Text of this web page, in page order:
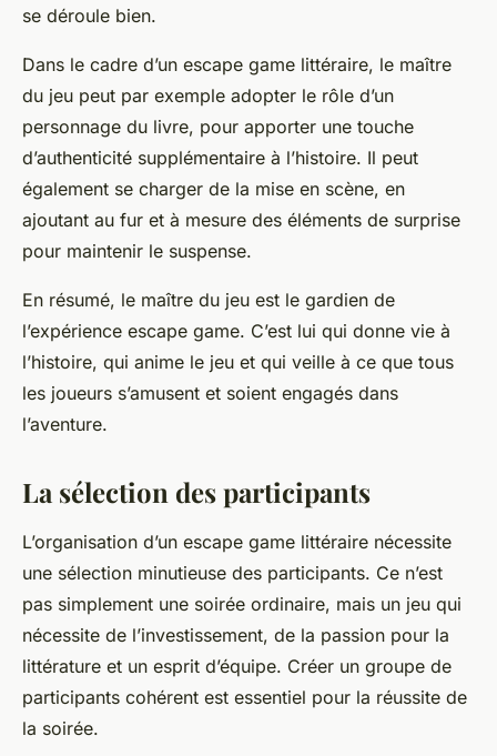
se déroule bien.
Dans le cadre d’un escape game littéraire, le maître
du jeu peut par exemple adopter le rôle d’un
personnage du livre, pour apporter une touche
d’authenticité supplémentaire à l’histoire. Il peut
également se charger de la mise en scène, en
ajoutant au fur et à mesure des éléments de surprise
pour maintenir le suspense.
En résumé, le maître du jeu est le gardien de
l’expérience escape game. C’est lui qui donne vie à
l’histoire, qui anime le jeu et qui veille à ce que tous
les joueurs s’amusent et soient engagés dans
l’aventure.
La sélection des participants
L’organisation d’un escape game littéraire nécessite
une sélection minutieuse des participants. Ce n’est
pas simplement une soirée ordinaire, mais un jeu qui
nécessite de l’investissement, de la passion pour la
littérature et un esprit d’équipe. Créer un groupe de
participants cohérent est essentiel pour la réussite de
la soirée.